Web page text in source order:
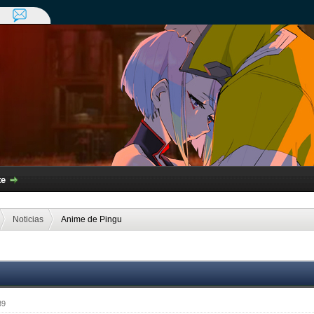
Noticias Anime de Pingu